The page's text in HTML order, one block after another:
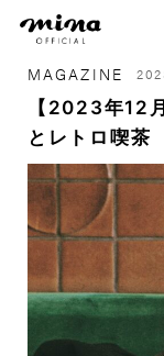
MAGAZINE
【2023年12
とレトロ喫茶